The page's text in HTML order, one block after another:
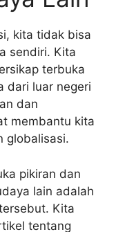
kita tidak bisa
sendiri. Kita
terbuka
dari luar negeri
dan
membantu kita
globalisasi.
pikiran dan
lain adalah
Kita
tentang